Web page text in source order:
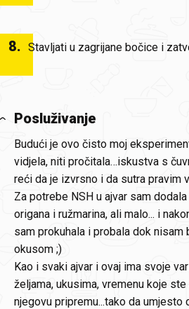
8. Stavljati u zagrijane bočice i
Posluživanje
Budući je ovo čisto moj
vidjela, niti pročitala…iskustva s
reći da je izvrsno i da sutra pravim
Za potrebe NSH u ajvar sam
origana i ružmarina, ali malo... i
sam prokuhala i probala dok nisam
okusom ;)
Kao i svaki ajvar i ovaj ima svoje
željama, ukusima, vremenu koje
njegovu pripremu...tako da umjesto